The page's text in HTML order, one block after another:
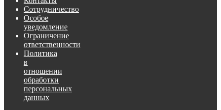
Сотрудничество
Особое
уведомление
Ограничение
ответственности
Политика
в
отношении
обработки
персональных
данных